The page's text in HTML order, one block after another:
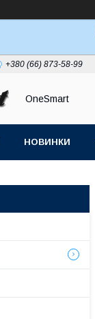
+380 (66) 873-58-99
OneSmart
НОВИНКИ